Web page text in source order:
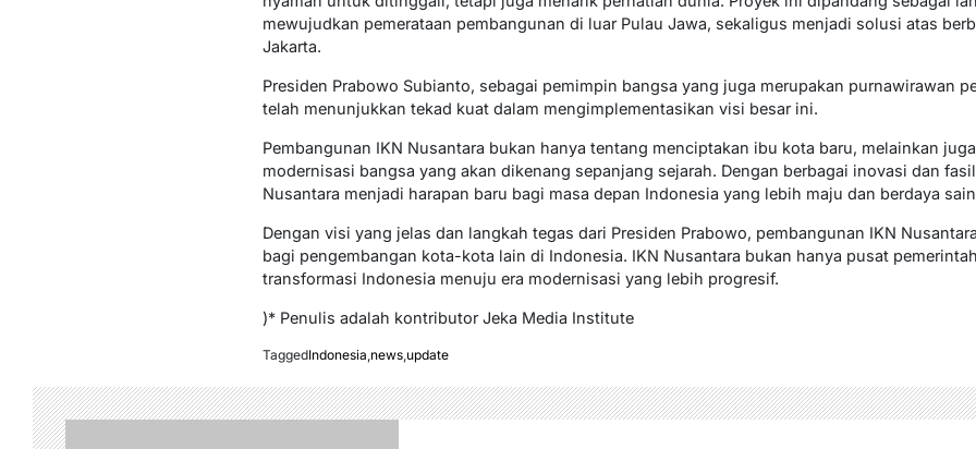
mewujudkan pemerataan pembangunan di luar Pulau Jawa, sekaligus menjadi solusi atas
Jakarta.
Presiden Prabowo Subianto, sebagai pemimpin bangsa yang juga merupakan purnawirawan
telah menunjukkan tekad kuat dalam mengimplementasikan visi besar ini.
Pembangunan IKN Nusantara bukan hanya tentang menciptakan ibu kota baru, melainkan
modernisasi bangsa yang akan dikenang sepanjang sejarah. Dengan berbagai inovasi dan
Nusantara menjadi harapan baru bagi masa depan Indonesia yang lebih maju dan berdaya
Dengan visi yang jelas dan langkah tegas dari Presiden Prabowo, pembangunan IKN
bagi pengembangan kota-kota lain di Indonesia. IKN Nusantara bukan hanya pusat
transformasi Indonesia menuju era modernisasi yang lebih progresif.
)* Penulis adalah kontributor Jeka Media Institute
TaggedIndonesia,news,update